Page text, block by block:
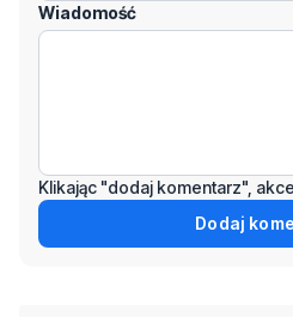
Wiadomość
Klikając "dodaj komentarz",
Dodaj